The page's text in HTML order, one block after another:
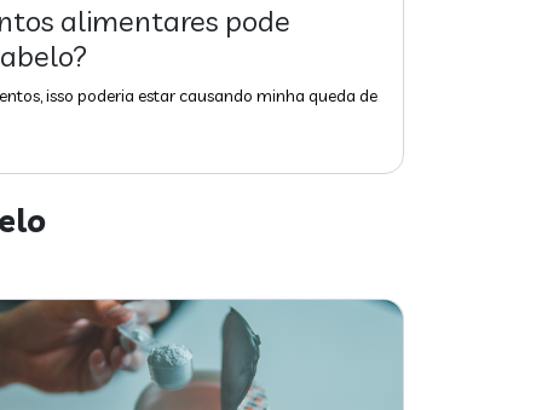
alimentares pode
isso poderia estar causando minha queda de